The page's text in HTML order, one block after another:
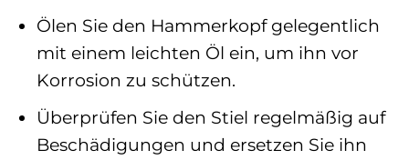
Ölen Sie den Hammerkopf gelegentlich
mit einem leichten Öl ein, um ihn vor
Korrosion zu schützen.
Überprüfen Sie den Stiel regelmäßig auf
Beschädigungen und ersetzen Sie ihn